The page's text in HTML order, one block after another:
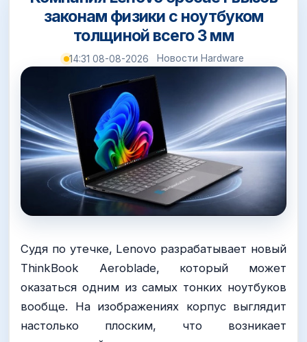
законам физики с ноутбуком
толщиной всего 3 мм
14:31 08-08-2026 Новости Hardware
Судя по утечке, Lenovo разрабатывает новый
ThinkBook Aeroblade, который может
оказаться одним из самых тонких ноутбуков
вообще. На изображениях корпус выглядит
настолько плоским, что возникает